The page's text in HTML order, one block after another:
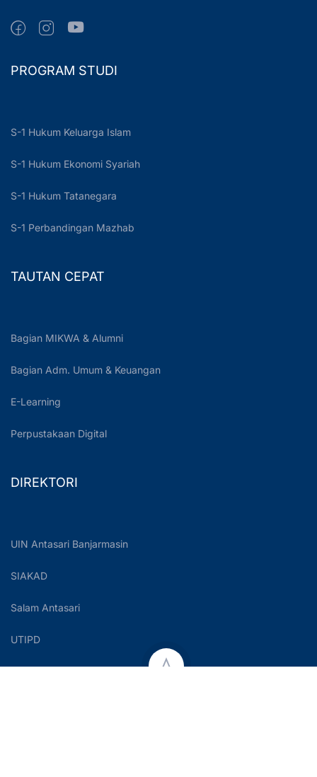
PROGRAM STUDI
S-1 Hukum Keluarga Islam
S-1 Hukum Ekonomi Syariah
S-1 Hukum Tatanegara
S-1 Perbandingan Mazhab
TAUTAN CEPAT
Bagian MIKWA & Alumni
Bagian Adm. Umum & Keuangan
E-Learning
Perpustakaan Digital
DIREKTORI
UIN Antasari Banjarmasin
SIAKAD
Salam Antasari
UTIPD